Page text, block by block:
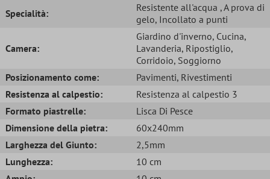
Specialità:
Resistente all'acqua , A prova di
gelo, Incollato a punti
Camera:
Giardino d'inverno, Cucina,
Lavanderia, Ripostiglio,
Corridoio, Soggiorno
Posizionamento come:
Pavimenti, Rivestimenti
Resistenza al calpestio:
Resistenza al calpestio 3
Formato piastrelle:
Lisca Di Pesce
Dimensione della pietra:
60x240mm
Larghezza del Giunto:
2,5mm
Lunghezza:
10 cm